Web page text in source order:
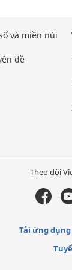
và miền núi
đề
Theo dõi
Tải ứng dụng